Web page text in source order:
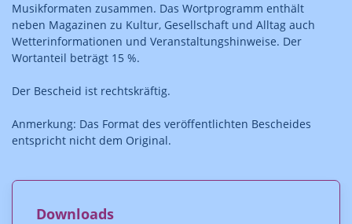
Musikformaten zusammen. Das Wortprogramm enthält
neben Magazinen zu Kultur, Gesellschaft und Alltag auch
Wetterinformationen und Veranstaltungshinweise. Der
Wortanteil beträgt 15 %.
Der Bescheid ist rechtskräftig.
Anmerkung: Das Format des veröffentlichten Bescheides
entspricht nicht dem Original.
Downloads